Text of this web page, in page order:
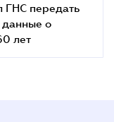
ГНС передать
данные о
лет